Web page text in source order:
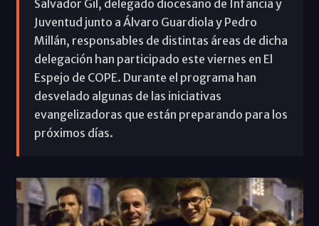
Salvador Gil, delegado diocesano de Infancia y
Juventud junto a Álvaro Guardiola y Pedro
Millán, responsables de distintas áreas de dicha
delegación han participado este viernes en El
Espejo de COPE. Durante el programa han
desvelado algunas de las iniciativas
evangelizadoras que están preparando para los
próximos días.